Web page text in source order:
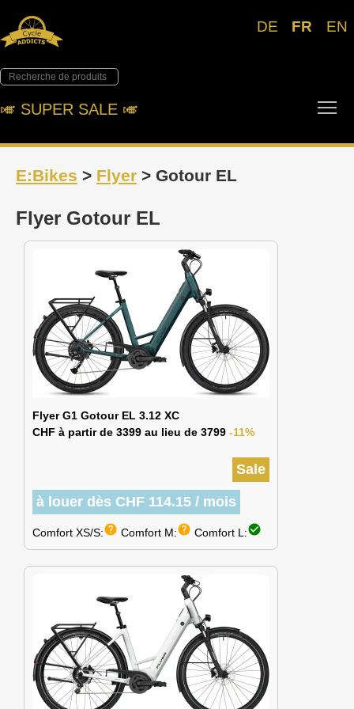
DE FR EN
🎺︎ SUPER SALE 🎺︎
E:Bikes > Flyer > Gotour EL
Flyer Gotour EL
Flyer G1 Gotour EL 3.12 XC
CHF à partir de 3399 au lieu de 3799 -11%
Sale
à louer dès CHF 114.15 / mois
Comfort XS/S:help Comfort M:help Comfort L:check_circle